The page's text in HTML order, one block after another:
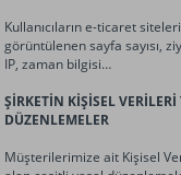
Kullanıcıların e-ticaret
görüntülenen sayfa sayısı,
IP, zaman bilgisi…
ŞİRKETİN KİŞİSEL
DÜZENLEMELER
Müşterilerimize ait Kişisel